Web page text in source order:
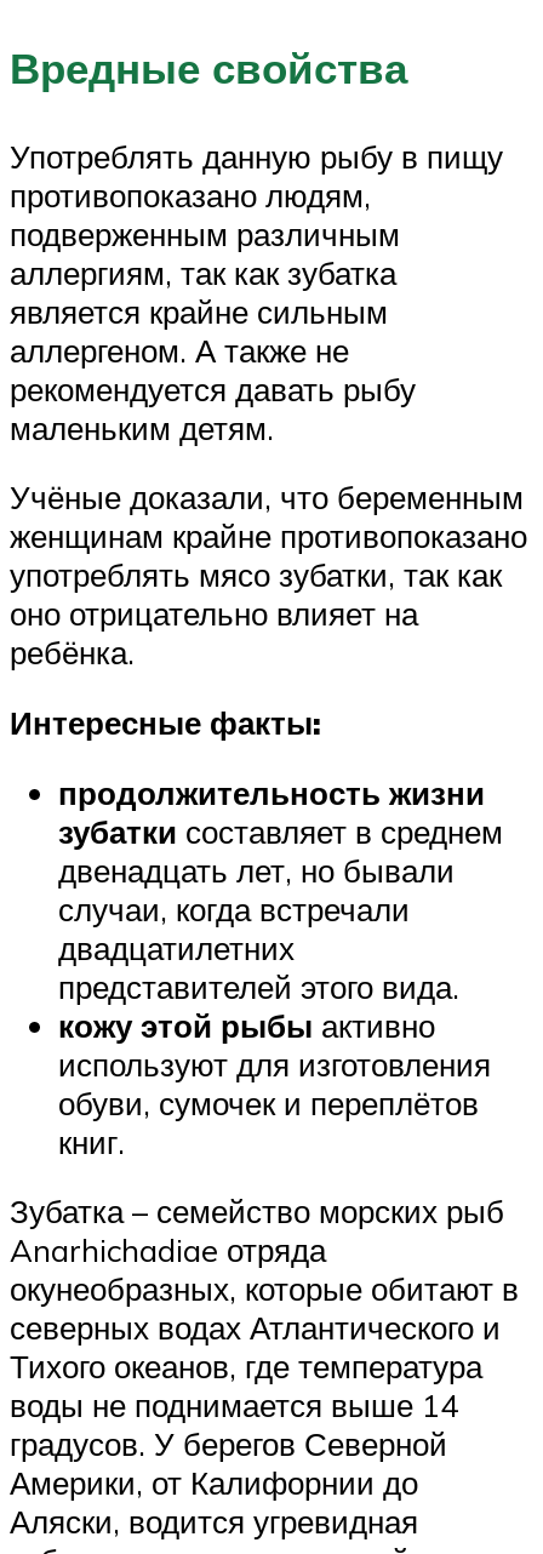
Вредные свойства
Употреблять данную рыбу в пищу
противопоказано людям,
подверженным различным
аллергиям, так как зубатка
является крайне сильным
аллергеном. А также не
рекомендуется давать рыбу
маленьким детям.
Учёные доказали, что беременным
женщинам крайне противопоказано
употреблять мясо зубатки, так как
оно отрицательно влияет на
ребёнка.
Интересные факты:
продолжительность жизни
зубатки составляет в среднем
двенадцать лет, но бывали
случаи, когда встречали
двадцатилетних
представителей этого вида.
кожу этой рыбы активно
используют для изготовления
обуви, сумочек и переплётов
книг.
Зубатка – семейство морских рыб
Anarhichadiae отряда
окунеобразных, которые обитают в
северных водах Атлантического и
Тихого океанов, где температура
воды не поднимается выше 14
градусов. У берегов Северной
Америки, от Калифорнии до
Аляски, водится угревидная